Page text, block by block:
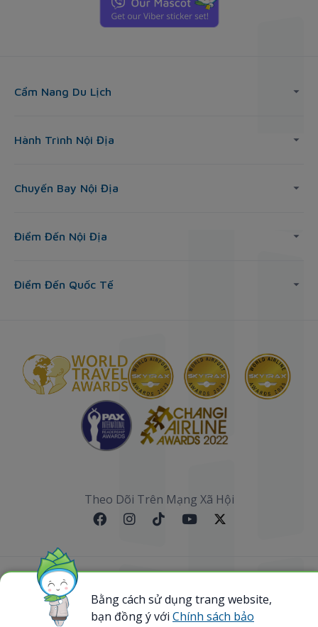
Cẩm Nang Du Lịch
Hành Trình Nội Địa
Chuyến Bay Nội Địa
Điểm Đến Nội Địa
Điểm Đến Quốc Tế
Theo Dõi Trên Mạng Xã Hội
Sơ đồ website
@ 2023 Bamboo Airways Copyright. All Rights
Bằng cách sử dụng trang website,
bạn đồng ý với Chính sách bảo